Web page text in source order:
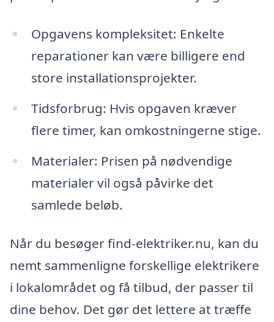
Opgavens kompleksitet: Enkelte
reparationer kan være billigere end
store installationsprojekter.
Tidsforbrug: Hvis opgaven kræver
flere timer, kan omkostningerne stige.
Materialer: Prisen på nødvendige
materialer vil også påvirke det
samlede beløb.
Når du besøger find-elektriker.nu, kan du
nemt sammenligne forskellige elektrikere
i lokalområdet og få tilbud, der passer til
dine behov. Det gør det lettere at træffe